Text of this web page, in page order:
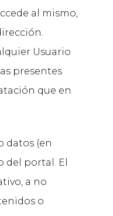
al mismo,
Usuario
presentes
que en
datos (en
del portal. El
a no
o